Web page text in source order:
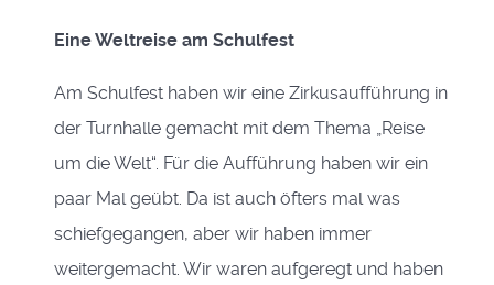
Eine Weltreise am Schulfest
Am Schulfest haben wir eine Zirkusaufführung in
der Turnhalle gemacht mit dem Thema „Reise
um die Welt“. Für die Aufführung haben wir ein
paar Mal geübt. Da ist auch öfters mal was
schiefgegangen, aber wir haben immer
weitergemacht. Wir waren aufgeregt und haben